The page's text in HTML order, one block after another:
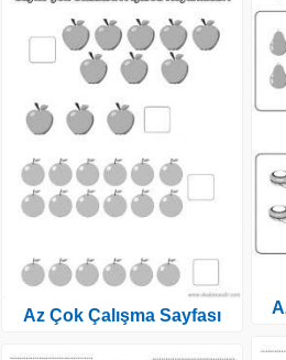
Az Çok Çalışma Sayfası